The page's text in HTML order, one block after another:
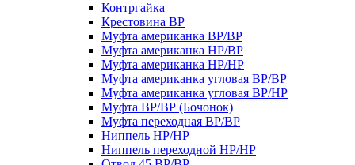
Контргайка
Крестовина ВР
Муфта американка ВР/ВР
Муфта американка НР/ВР
Муфта американка НР/НР
Муфта американка угловая ВР/ВР
Муфта американка угловая ВР/НР
Муфта ВР/ВР (Бочонок)
Муфта переходная ВР/ВР
Ниппель НР/НР
Ниппель переходной НР/НР